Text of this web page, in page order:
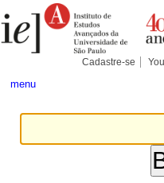
para
conteúdo.
Pessoais
Cadastre-se
menu